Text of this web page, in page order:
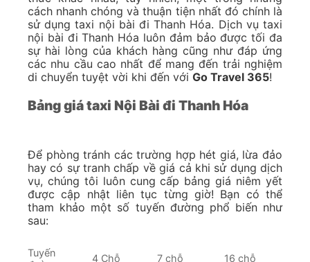
cách nhanh chóng và thuận tiện nhất đó chính là
sử dụng taxi nội bài đi Thanh Hóa. Dịch vụ taxi
nội bài đi Thanh Hóa luôn đảm bảo được tối đa
sự hài lòng của khách hàng cũng như đáp ứng
các nhu cầu cao nhất để mang đến trải nghiệm
di chuyển tuyệt vời khi đến với Go Travel 365!
Bảng giá taxi Nội Bài đi Thanh Hóa
Để phòng tránh các trường hợp hét giá, lừa đảo
hay có sự tranh chấp về giá cả khi sử dụng dịch
vụ, chúng tôi luôn cung cấp bảng giá niêm yết
được cập nhật liên tục từng giờ! Bạn có thể
tham khảo một số tuyến đường phổ biến như
sau:
Tuyến
4 Chỗ 7 chỗ 16 chỗ